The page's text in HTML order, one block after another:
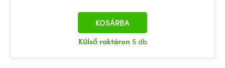
Külső raktáron 5 db
KOSÁRBA